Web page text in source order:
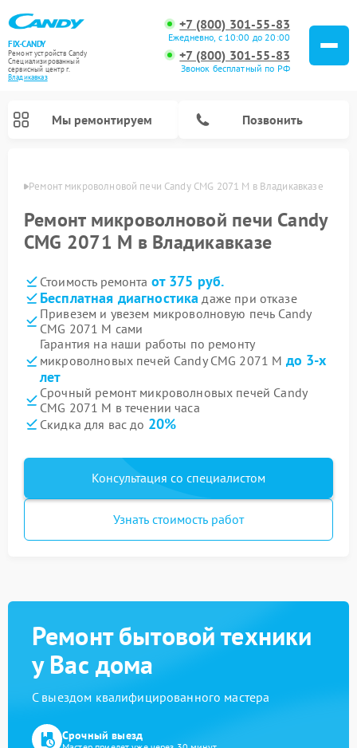
FIX-CANDY
Ремонт устройств Candy
Специализированный
cервисный центр г.
Владикавказ
+7 (800) 301-55-83
Ежедневно, с 10:00 до 20:00
+7 (800) 301-55-83
Звонок бесплатный по РФ
Мы ремонтируем Позвонить
Ремонт микроволновой печи Candy CMG 2071 M в Владикавказе
Ремонт микроволновой печи Candy
CMG 2071 M в Владикавказе
Стоимость ремонта от 375 руб.
Бесплатная диагностика даже при отказе
Привезем и увезем микроволновую печь Candy
CMG 2071 M сами
Гарантия на наши работы по ремонту
микроволновых печей Candy CMG 2071 M до 3-х
лет
Срочный ремонт микроволновых печей Candy
CMG 2071 M в течении часа
Скидка для вас до 20%
Консультация со специалистом
Узнать стоимость работ
Ремонт бытовой техники
у Вас дома
С выездом квалифицированного мастера
Срочный выезд